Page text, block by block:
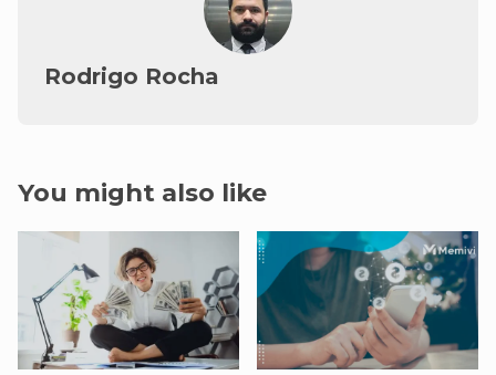
Rodrigo Rocha
You might also like